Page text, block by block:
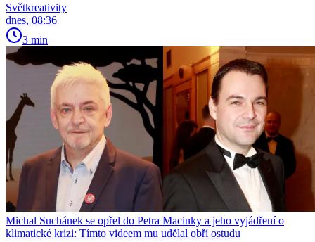
Světkreativity
dnes, 08:36
3 min
Michal Suchánek se opřel do Petra Macinky a jeho vyjádření o
klimatické krizi: Tímto videem mu udělal obří ostudu